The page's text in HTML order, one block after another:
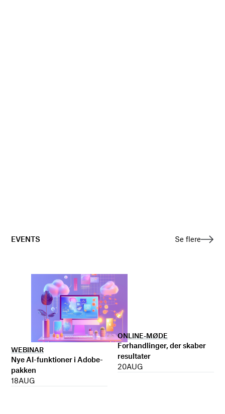
EVENTS Se flere
WEBINAR
Nye AI-funktioner i Adobe-
pakken
18AUG
ONLINE-MØDE
Forhandlinger, der skaber
resultater
20AUG